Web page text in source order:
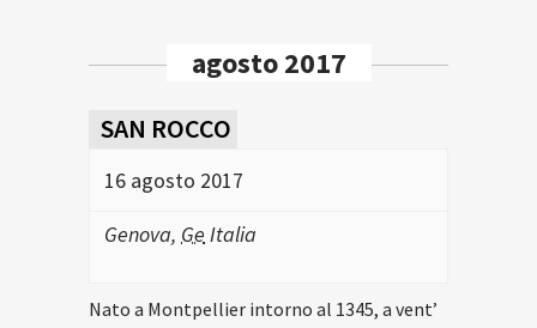
agosto 2017
SAN ROCCO
16 agosto 2017
Genova, Ge Italia
Nato a Montpellier intorno al 1345, a vent’